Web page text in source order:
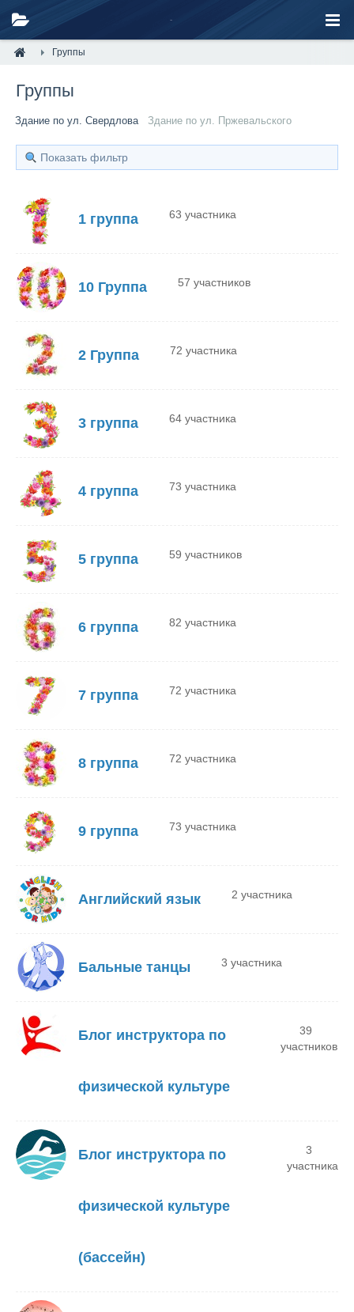
Группы
Группы
Здание по ул. Свердлова Здание по ул. Пржевальского
Показать фильтр
1 группа 63 участника
10 Группа 57 участников
2 Группа 72 участника
3 группа 64 участника
4 группа 73 участника
5 группа 59 участников
6 группа 82 участника
7 группа 72 участника
8 группа 72 участника
9 группа 73 участника
Английский язык 2 участника
Бальные танцы 3 участника
Блог инструктора по
физической культуре
39
участников
Блог инструктора по
физической культуре
(бассейн)
3
участника